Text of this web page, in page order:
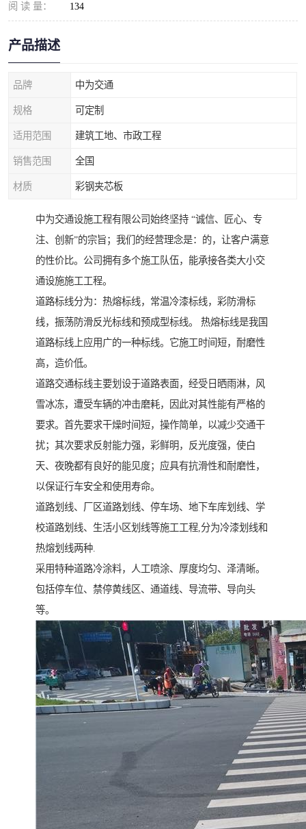
阅 读 量： 134
产品描述
品牌 中为交通
规格 可定制
适用范围 建筑工地、市政工程
销售范围 全国
材质 彩钢夹芯板
中为交通设施工程有限公司始终坚持 “诚信、匠心、专
注、创新”的宗旨；我们的经营理念是：的，让客户满意
的性价比。公司拥有多个施工队伍，能承接各类大小交
通设施施工工程。
道路标线分为：热熔标线，常温冷漆标线，彩防滑标
线，振荡防滑反光标线和预成型标线。 热熔标线是我国
道路标线上应用广的一种标线。它施工时间短，耐磨性
高，造价低。
道路交通标线主要划设于道路表面，经受日晒雨淋，风
雪冰冻，遭受车辆的冲击磨耗，因此对其性能有严格的
要求。首先要求干燥时间短，操作简单，以减少交通干
扰；其次要求反射能力强，彩鲜明，反光度强，使白
天、夜晚都有良好的能见度；应具有抗滑性和耐磨性，
以保证行车安全和使用寿命。
道路划线、厂区道路划线、停车场、地下车库划线、学
校道路划线、生活小区划线等施工工程,分为冷漆划线和
热熔划线两种.
采用特种道路冷涂料，人工喷涂、厚度均匀、泽清晰。
包括停车位、禁停黄线区、通道线、导流带、导向头
等。